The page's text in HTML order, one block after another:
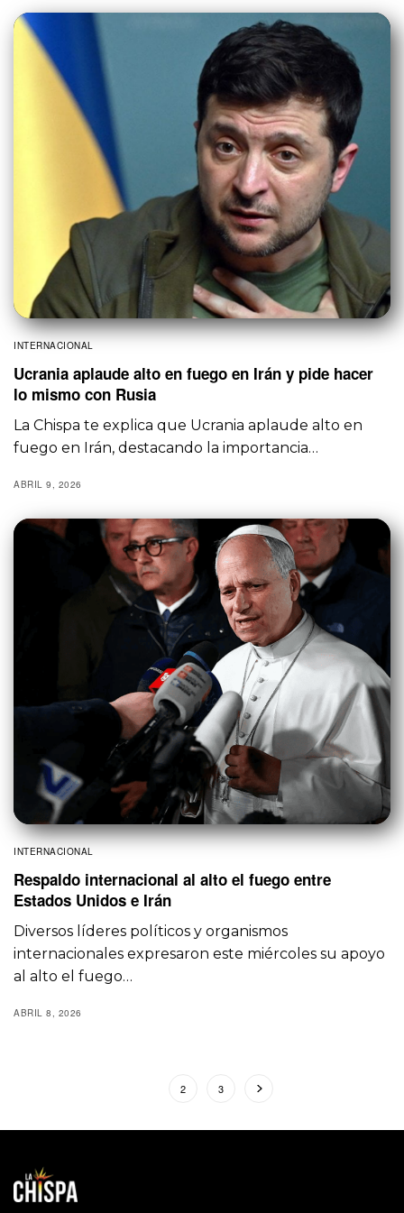
INTERNACIONAL
Ucrania aplaude alto en fuego en Irán y pide hacer
lo mismo con Rusia
La Chispa te explica que Ucrania aplaude alto en
fuego en Irán, destacando la importancia…
ABRIL 9, 2026
INTERNACIONAL
Respaldo internacional al alto el fuego entre
Estados Unidos e Irán
Diversos líderes políticos y organismos
internacionales expresaron este miércoles su apoyo
al alto el fuego…
ABRIL 8, 2026
2 3